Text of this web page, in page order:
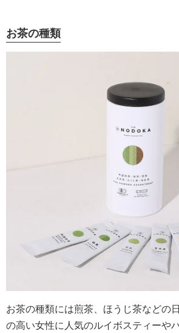
お茶の種類
お茶の種類には煎茶、ほうじ茶などの
の高い女性に人気のルイボスティーや